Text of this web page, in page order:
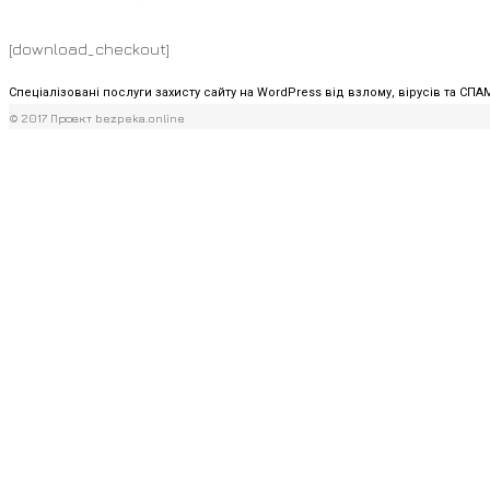
[download_checkout]
Спеціалізовані послуги захисту сайту на WordPress від взлому, вірусів та
© 2017 Проект bezpeka.online